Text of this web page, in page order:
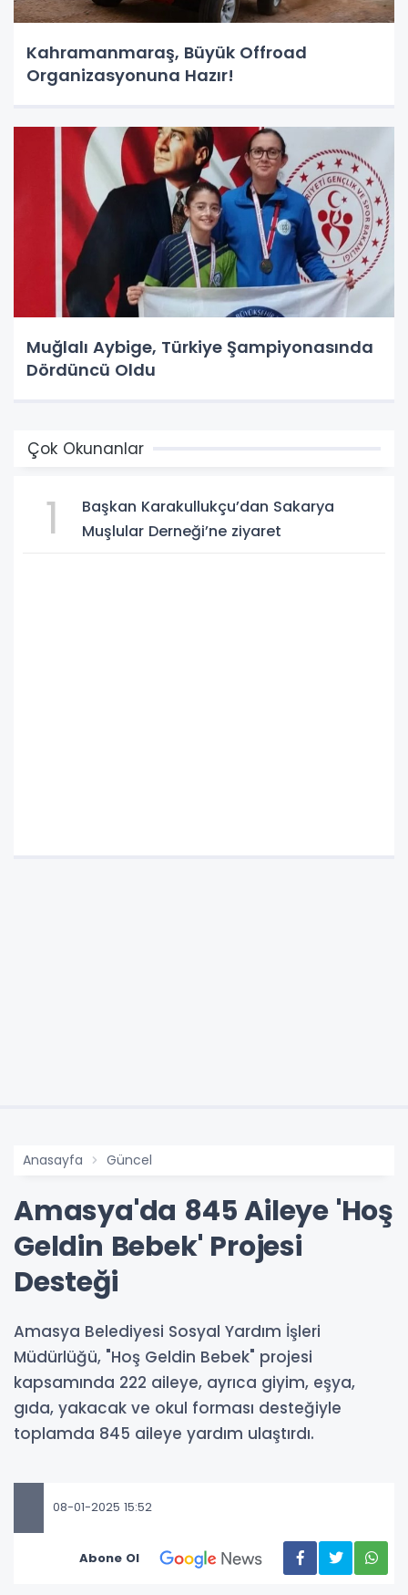
Kahramanmaraş, Büyük Offroad
Organizasyonuna Hazır!
Muğlalı Aybige, Türkiye Şampiyonasında
Dördüncü Oldu
Çok Okunanlar
1
Başkan Karakullukçu’dan Sakarya
Muşlular Derneği’ne ziyaret
Anasayfa Güncel
Amasya'da 845 Aileye 'Hoş
Geldin Bebek' Projesi
Desteği
Amasya Belediyesi Sosyal Yardım İşleri
Müdürlüğü, "Hoş Geldin Bebek" projesi
kapsamında 222 aileye, ayrıca giyim, eşya,
gıda, yakacak ve okul forması desteğiyle
toplamda 845 aileye yardım ulaştırdı.
08-01-2025 15:52
Abone Ol